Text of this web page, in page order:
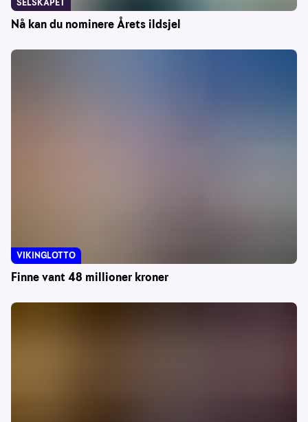
Nå kan du nominere Årets ildsjel
SELSKAPET
Finne vant 48 millioner kroner
VIKINGLOTTO